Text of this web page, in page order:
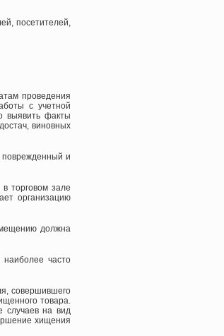
посетителей,
проведения
с учетной
выявить факты
виновных
поврежденный и
торговом зале
организацию
должна
часто
совершившего
товара.
случаев на вид
хищения